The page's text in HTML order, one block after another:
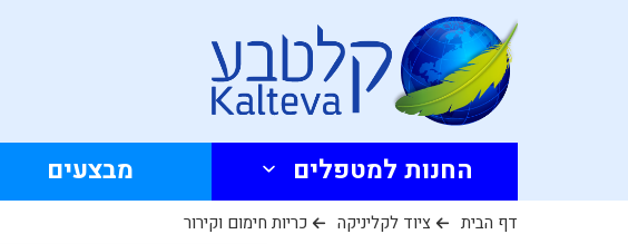
החנות למטפלים מבצעים
דף הבית ציוד לקליניקה כריות חימום וקירור